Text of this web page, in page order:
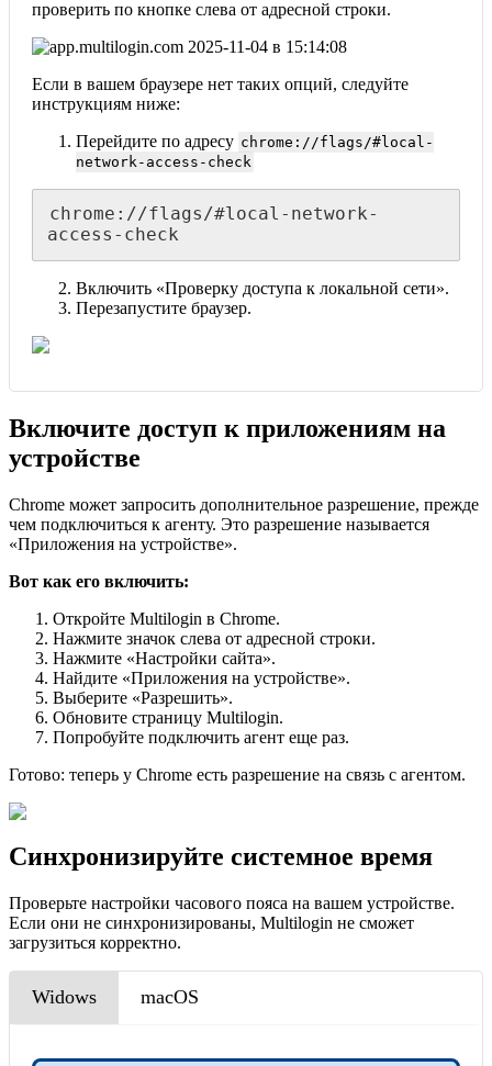
проверить по кнопке слева от адресной строки.
Если в вашем браузере нет таких опций, следуйте
инструкциям ниже:
Перейдите по адресу chrome://flags/#local-
network-access-check
chrome://flags/#local-network-
access-check
Включить «Проверку доступа к локальной сети».
Перезапустите браузер.
Включите доступ к приложениям на
устройстве
Chrome может запросить дополнительное разрешение, прежде
чем подключиться к агенту. Это разрешение называется
«Приложения на устройстве».
Вот как его включить:
Откройте Multilogin в Chrome.
Нажмите значок слева от адресной строки.
Нажмите «Настройки сайта».
Найдите «Приложения на устройстве».
Выберите «Разрешить».
Обновите страницу Multilogin.
Попробуйте подключить агент еще раз.
Готово: теперь у Chrome есть разрешение на связь с агентом.
Синхронизируйте системное время
Проверьте настройки часового пояса на вашем устройстве.
Если они не синхронизированы, Multilogin не сможет
загрузиться корректно.
Widows macOS